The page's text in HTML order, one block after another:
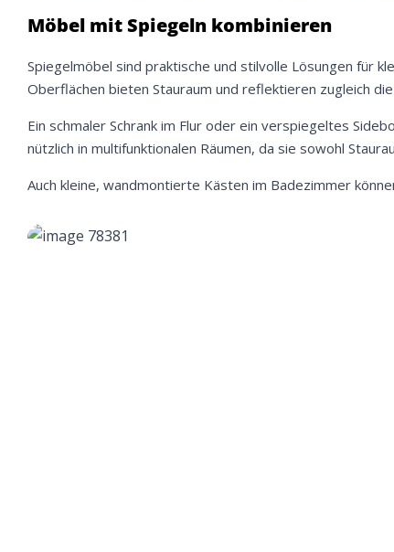
Möbel mit Spiegeln kombinieren
Spiegelmöbel sind praktische und stilvolle Lösungen für
Oberflächen bieten Stauraum und reflektieren zugleich
Ein schmaler Schrank im Flur oder ein verspiegeltes
nützlich in multifunktionalen Räumen, da sie sowohl
Auch kleine, wandmontierte Kästen im Badezimmer